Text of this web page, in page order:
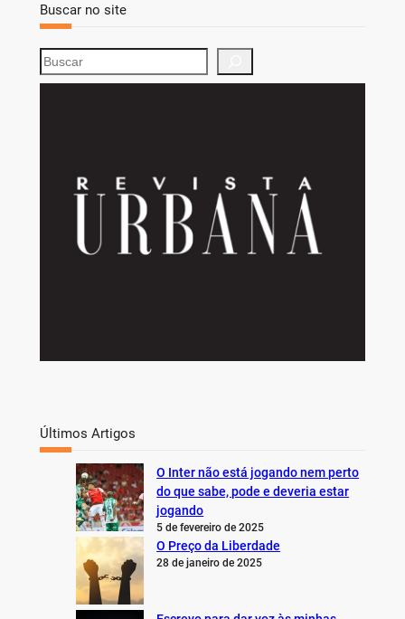
Buscar no site
S
e
Últimos Artigos
O Inter não está jogando nem perto
do que sabe, pode e deveria estar
jogando
5 de fevereiro de 2025
O Preço da Liberdade
28 de janeiro de 2025